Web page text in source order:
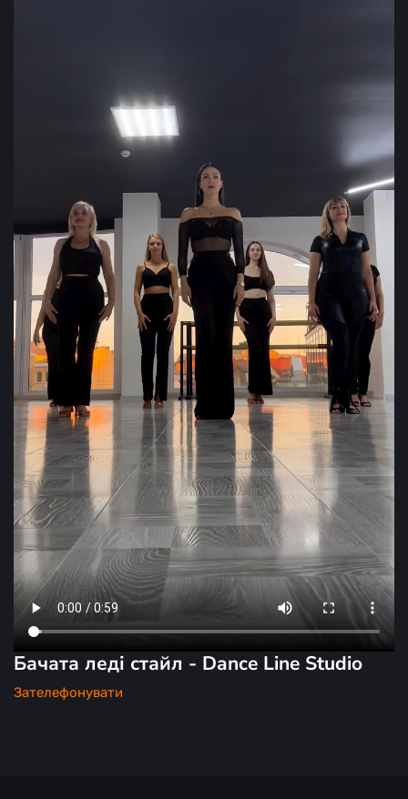
Бачата леді стайл - Dance Line Studio
Зателефонувати